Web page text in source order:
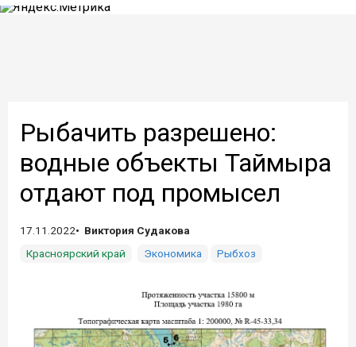
Рыбачить разрешено:
водные объекты Таймыра
отдают под промысел
17.11.2022
Виктория Судакова
Красноярский край
Экономика Рыбхоз